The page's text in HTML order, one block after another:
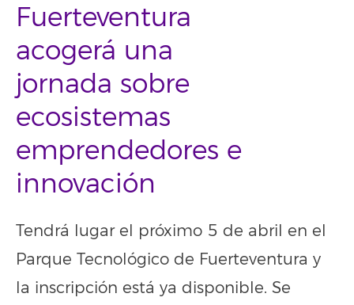
Fuerteventura
acogerá una
jornada sobre
ecosistemas
emprendedores e
innovación
Tendrá lugar el próximo 5 de abril en el
Parque Tecnológico de Fuerteventura y
la inscripción está ya disponible. Se